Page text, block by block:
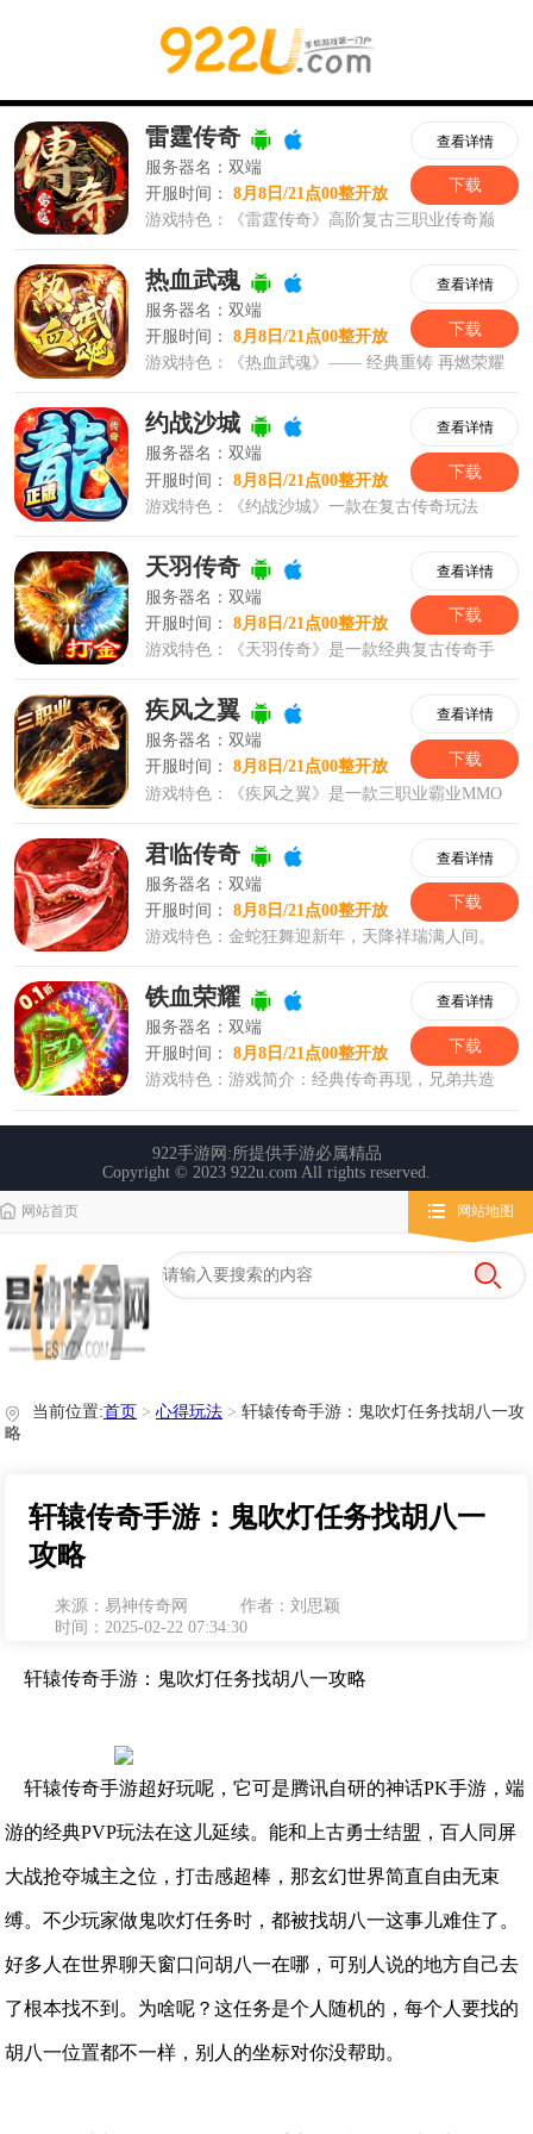
网站首页 网站地图
栏目导航
微变传奇
传奇攻略
心得玩法
当前位置:首页 > 心得玩法 > 轩辕传奇手游：鬼吹灯任务找胡八一攻
略
轩辕传奇手游：鬼吹灯任务找胡八一
攻略
来源：易神传奇网
作者：刘思颖
时间：2025-02-22 07:34:30
轩辕传奇手游：鬼吹灯任务找胡八一攻略
轩辕传奇手游超好玩呢，它可是腾讯自研的神话PK手游，端
游的经典PVP玩法在这儿延续。能和上古勇士结盟，百人同屏
大战抢夺城主之位，打击感超棒，那玄幻世界简直自由无束
缚。不少玩家做鬼吹灯任务时，都被找胡八一这事儿难住了。
好多人在世界聊天窗口问胡八一在哪，可别人说的地方自己去
了根本找不到。为啥呢？这任务是个人随机的，每个人要找的
胡八一位置都不一样，别人的坐标对你没帮助。